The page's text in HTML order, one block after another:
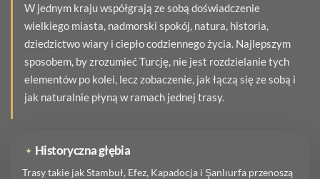
W jednym kraju współgrają ze sobą doświadczenie
wielkiego miasta, nadmorski spokój, natura, historia,
dziedzictwo wiary i ciepło codziennego życia. Najlepszym
sposobem, by zrozumieć Turcję, nie jest rozdzielanie tych
elementów po kolei, lecz zobaczenie, jak łączą się ze sobą i
jak naturalnie płyną w ramach jednej trasy.
✦ Historyczna głębia
Trasy takie jak Stambuł, Efez, Kapadocja i Şanlıurfa przenoszą